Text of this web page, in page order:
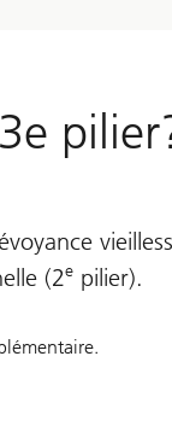
(2e pilier).